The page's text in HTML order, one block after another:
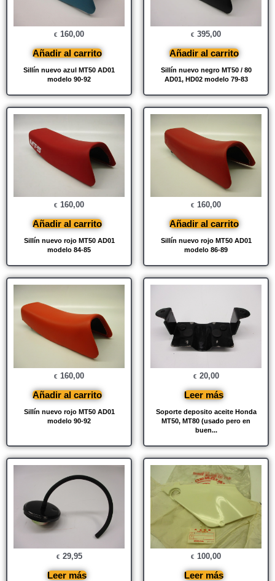
Sillín nuevo azul MT50 AD01
modelo 90-92
€ 160,00
Añadir al carrito
Sillín nuevo negro MT50 / 80
AD01, HD02 modelo 79-83
€ 395,00
Añadir al carrito
Sillín nuevo rojo MT50 AD01
modelo 84-85
€ 160,00
Añadir al carrito
Sillín nuevo rojo MT50 AD01
modelo 86-89
€ 160,00
Añadir al carrito
Sillín nuevo rojo MT50 AD01
modelo 90-92
€ 160,00
Añadir al carrito
Soporte deposito aceite Honda
MT50, MT80 (usado pero en
buen...
€ 20,00
Leer más
€ 29,95
Leer más
€ 100,00
Leer más